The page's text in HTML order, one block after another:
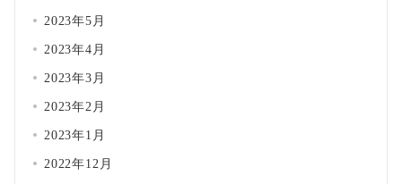
2023年5月
2023年4月
2023年3月
2023年2月
2023年1月
2022年12月